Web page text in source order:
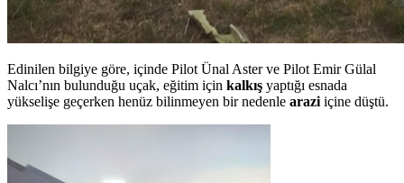
Edinilen bilgiye göre, içinde Pilot Ünal Aster ve Pilot Emir Gülal
Nalcı’nın bulunduğu uçak, eğitim için kalkış yaptığı esnada
yükselişe geçerken henüz bilinmeyen bir nedenle araziiçine düştü.